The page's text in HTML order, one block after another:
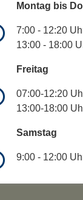
Montag bis
7:00 - 12:20
13:00 - 18:00
Freitag
07:00-12:20
13:00-18:00
Samstag
9:00 - 12:00